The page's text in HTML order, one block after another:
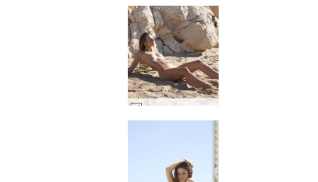
ペネロペ ホットサンド #3